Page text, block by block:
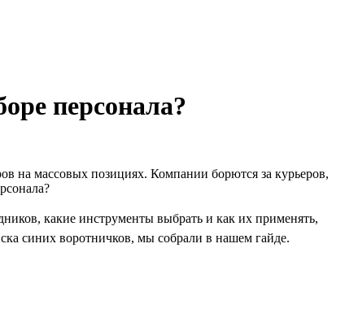
персонала?
на массовых позициях. Компании борются за курьеров,
какие инструменты выбрать и как их применять,
синих воротничков, мы собрали в нашем гайде.